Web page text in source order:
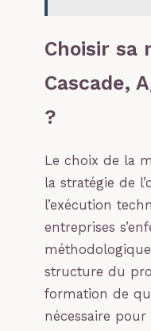
Choisir sa
Cascade,
?
Le choix de la
la stratégie de
l’exécution
entreprises
structure du
formation de
nécessaire